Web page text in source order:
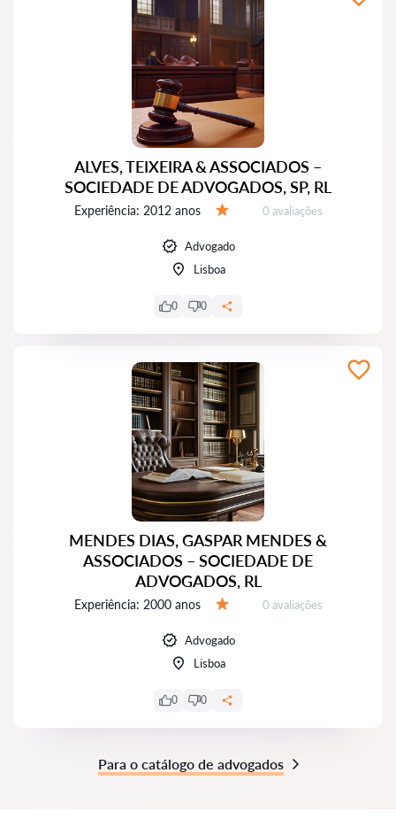
ALVES, TEIXEIRA & ASSOCIADOS –
SOCIEDADE DE ADVOGADOS, SP, RL
Experiência: 2012 anos Avaliações:
0 avaliações
Advogado
Lisboa
0 0
MENDES DIAS, GASPAR MENDES &
ASSOCIADOS – SOCIEDADE DE
ADVOGADOS, RL
Experiência: 2000 anos Avaliações:
0 avaliações
Advogado
Lisboa
0 0
Para o catálogo de advogados